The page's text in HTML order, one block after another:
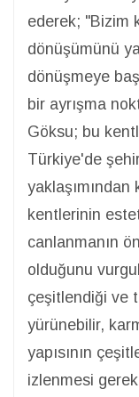
ederek; "Bizim
dönüşümünü
dönüşmeye
bir ayrışma
Göksu; bu
Türkiye'de
yaklaşımından
kentlerinin
canlanmanın
olduğunu
çeşitlendiği ve
yürünebilir,
yapısının
izlenmesi